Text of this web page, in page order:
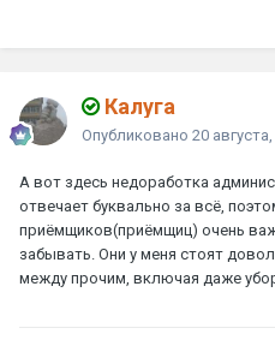
Калуга
Опубликовано 20
А вот здесь недоработка
отвечает буквально за всё,
приёмщиков(приёмщиц) очень
забывать. Они у меня стоят
между прочим, включая даже